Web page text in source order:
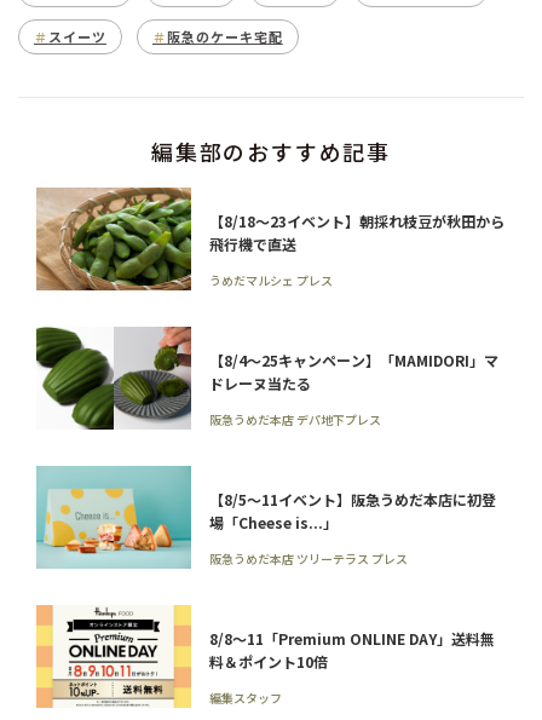
スイーツ 阪急のケーキ宅配
編集部のおすすめ記事
【8/18～23イベント】朝採れ枝豆が秋田から
飛行機で直送
うめだマルシェ プレス
【8/4～25キャンペーン】「MAMIDORI」マ
ドレーヌ当たる
阪急うめだ本店 デパ地下プレス
【8/5～11イベント】阪急うめだ本店に初登
場「Cheese is...」
阪急うめだ本店 ツリーテラス プレス
8/8～11「Premium ONLINE DAY」送料無
料＆ポイント10倍
編集スタッフ